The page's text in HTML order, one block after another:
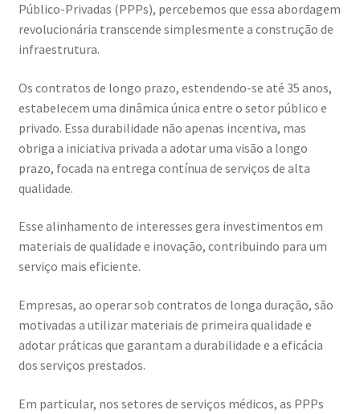
Público-Privadas (PPPs), percebemos que essa abordagem
revolucionária transcende simplesmente a construção de
infraestrutura.
Os contratos de longo prazo, estendendo-se até 35 anos,
estabelecem uma dinâmica única entre o setor público e
privado. Essa durabilidade não apenas incentiva, mas
obriga a iniciativa privada a adotar uma visão a longo
prazo, focada na entrega contínua de serviços de alta
qualidade.
Esse alinhamento de interesses gera investimentos em
materiais de qualidade e inovação, contribuindo para um
serviço mais eficiente.
Empresas, ao operar sob contratos de longa duração, são
motivadas a utilizar materiais de primeira qualidade e
adotar práticas que garantam a durabilidade e a eficácia
dos serviços prestados.
Em particular, nos setores de serviços médicos, as PPPs